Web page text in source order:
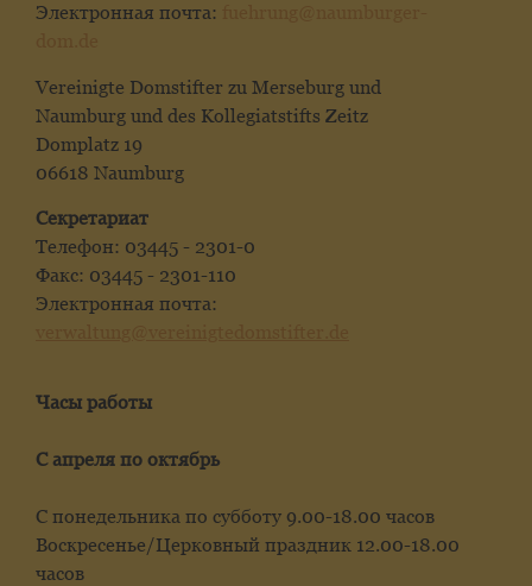
Электронная почта:
Vereinigte Domstifter zu Merseburg und
Naumburg und des Kollegiatstifts Zeitz
Domplatz 19
06618 Naumburg
Секретариат
Телефон: 03445 - 2301-0
Факс: 03445 - 2301-110
Электронная почта:
Часы работы
С апреля по октябрь
С понедельника по субботу 9.00-18.00 часов
Воскресенье/Церковный праздник 12.00-18.00
часов